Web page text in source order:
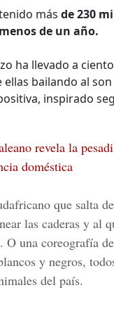
más de 230
de un año.
ha llevado a
ellas bailando al
inspirado
revela la
doméstica
que salta
las caderas y al
O una coreografía
y negros,
del país.